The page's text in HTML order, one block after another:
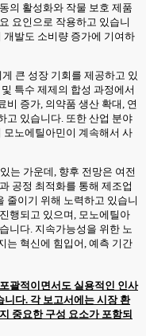
의 활성화와 작물 보호 제품
요인으로 작용하고 있습니
개발도 소비량 증가에 기여하
큰 성장 기회를 제공하고 있
특수 제제의 합성 과정에서
비 증가, 의약품 생산 확대, 연
고 있습니다. 또한 산업 분야
모노에틸아민이 계속해서 사
는 가운데, 향후 전망은 여전
공정 최적화를 통해 제조업
줄이기 위해 노력하고 있습니
행되고 있으며, 모노에틸아
니다. 지속가능성을 위한 노
는 혁신에 힘입어, 예측 기간
괄적이면서도 실용적인 인사
다. 각 보고서에는 시장 환
중요한 구성 요소가 포함되